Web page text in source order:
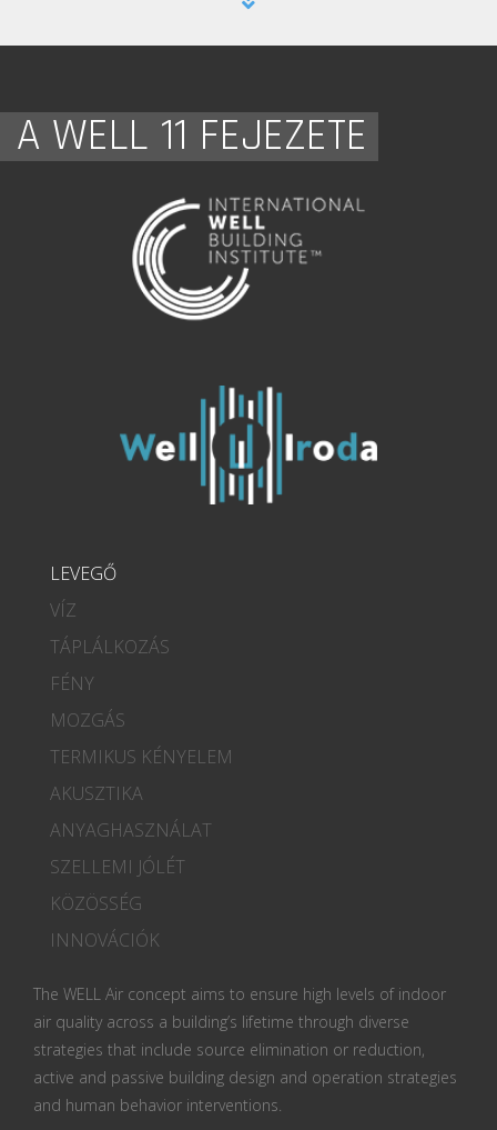
A WELL 11 FEJEZETE
LEVEGŐ
VÍZ
TÁPLÁLKOZÁS
FÉNY
MOZGÁS
TERMIKUS KÉNYELEM
AKUSZTIKA
ANYAGHASZNÁLAT
SZELLEMI JÓLÉT
KÖZÖSSÉG
INNOVÁCIÓK
The WELL Air concept aims to ensure high levels of indoor
air quality across a building’s lifetime through diverse
strategies that include source elimination or reduction,
active and passive building design and operation strategies
and human behavior interventions.